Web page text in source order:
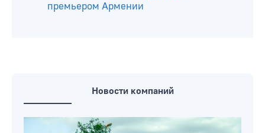
астероидов ядерной бомбой
премьером Армении